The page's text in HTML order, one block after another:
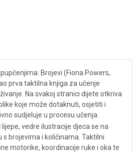
Brojevi (Fiona Powers,
prva taktilna knjiga za učenje
Na svakoj stranici dijete otkriva
koje može dotaknuti, osjetiti i
sudjeluje u procesu učenja.
vedre ilustracije djeca se na
brojevima i količinama. Taktilni
motorike, koordinacije ruke i oka te